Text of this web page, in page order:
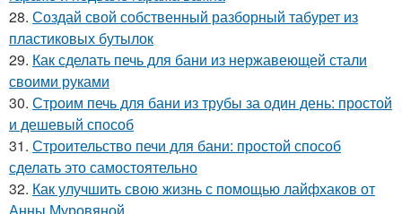
28. Создай свой собственный разборный табурет из
пластиковых бутылок
29. Как сделать печь для бани из нержавеющей стали
своими руками
30. Строим печь для бани из трубы за один день: простой
и дешевый способ
31. Строительство печи для бани: простой способ
сделать это самостоятельно
32. Как улучшить свою жизнь с помощью лайфхаков от
Анны Муровяной